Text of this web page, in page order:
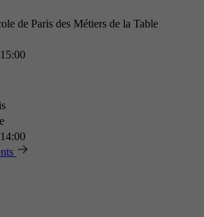
de Paris des Métiers de la Table